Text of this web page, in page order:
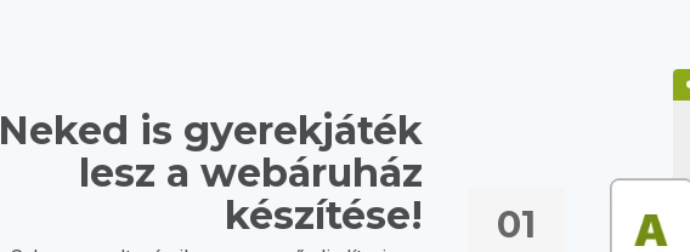
01
Neked is gyerekjáték
lesz a webáruház
készítése!